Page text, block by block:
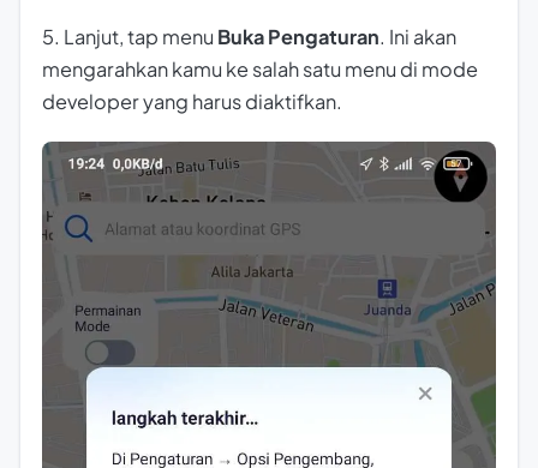
5. Lanjut, tap menu Buka Pengaturan. Ini akan
mengarahkan kamu ke salah satu menu di mode
developer yang harus diaktifkan.